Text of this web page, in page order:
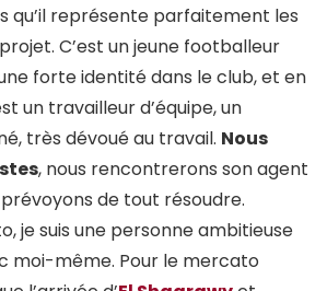
qu’il représente parfaitement les
C’est un jeune footballeur
forte identité dans le club, et en
un travailleur d’équipe, un
très dévoué au travail. Nous
, nous rencontrerons son agent
de tout résoudre.
je suis une personne ambitieuse
moi-même. Pour le mercato